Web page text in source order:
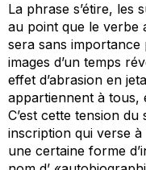
La phrase s’étire, les
au point que le verbe
sera sans
images d’un temps
effet d’abrasion en
appartiennent à tous,
C’est cette tension du
inscription qui verse
une certaine forme